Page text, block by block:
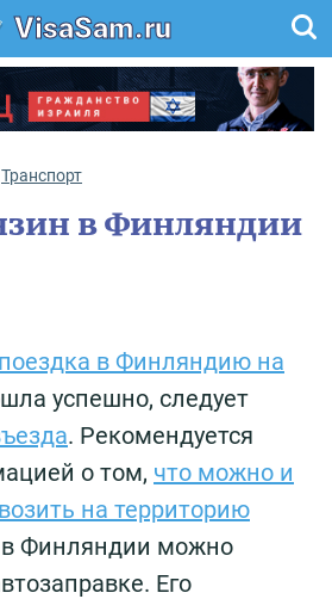
VisaSam.ru
Транспорт
в Финляндии
поездка в Финляндию на
успешно, следует
. Рекомендуется
о том, что можно и
на территорию
в Финляндии можно
Его